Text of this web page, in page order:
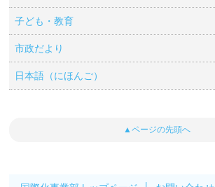
子ども・教育
市政だより
日本語（にほんご）
▲ページの先頭へ